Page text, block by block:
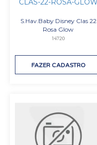
S.Hav.Baby Disney Clas 22
Rosa Glow
14720
FAZER CADASTRO